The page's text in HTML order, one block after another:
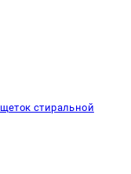
стиральной